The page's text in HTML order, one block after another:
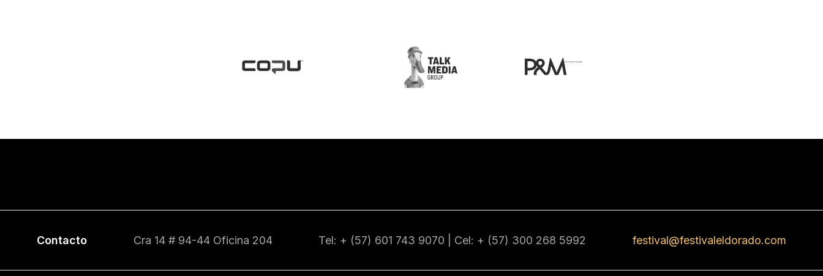
Contacto Cra 14 # 94-44 Oficina 204 Tel: + (57) 601 743 9070 | Cel: + (57) 300 268 5992 festival@festivaleldorado.com